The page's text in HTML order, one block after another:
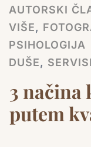
AUTORSKI
VIŠE,
PSIHOLOGIJA
DUŠE, SERVISI
3 načina
putem